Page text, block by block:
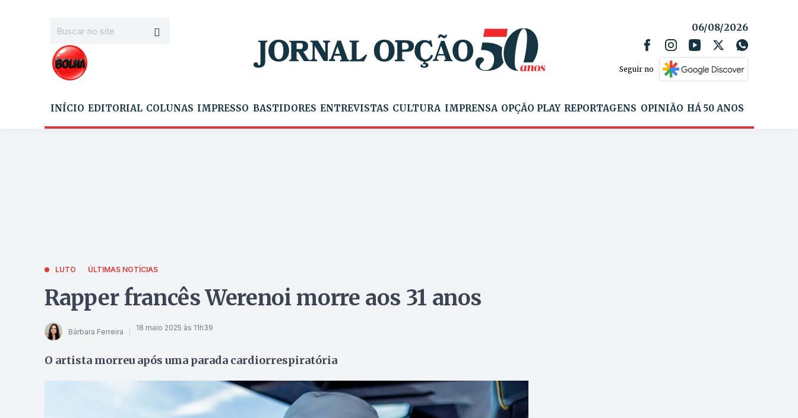
06/08/2026
Seguir no
INÍCIO EDITORIAL COLUNAS IMPRESSO BASTIDORES ENTREVISTAS CULTURA IMPRENSA OPÇÃO PLAY REPORTAGENS OPINIÃO HÁ 50 ANOS
LUTO ÚLTIMAS NOTÍCIAS
Rapper francês Werenoi morre aos 31 anos
Bárbara Ferreira 18 maio 2025 às 11h39
O artista morreu após uma parada cardiorrespiratória